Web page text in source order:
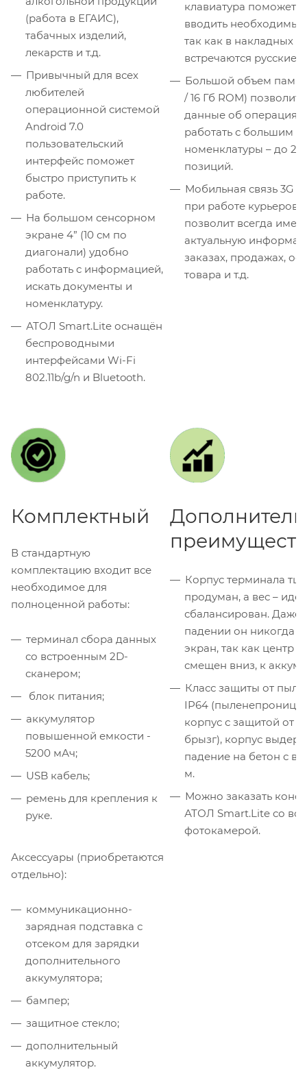
(работа в ЕГАИС),
табачных изделий,
лекарств и т.д.
Привычный для всех
любителей
операционной системой
Android 7.0
пользовательский
интерфейс поможет
быстро приступить к
работе.
На большом сенсорном
экране 4” (10 см по
диагонали) удобно
работать с информацией,
искать документы и
номенклатуру.
АТОЛ Smart.Lite оснащён
беспроводными
интерфейсами Wi-Fi
802.11b/g/n и Bluetooth.
клавиатура поможет
вводить
так как в накладных
встречаются русские
Большой объем
/ 16 Гб ROM) позволит
данные об операциях
работать с большим
номенклатуры – до
позиций.
Мобильная связь 3G
при работе курьеров
позволит всегда иметь
актуальную
заказах, продажах,
товара и т.д.
Комплектный
В стандартную
комплектацию входит все
необходимое для
полноценной работы:
терминал сбора данных
со встроенным 2D-
сканером;
блок питания;
аккумулятор
повышенной емкости -
5200 мАч;
USB кабель;
ремень для крепления к
руке.
Аксессуары (приобретаются
отдельно):
коммуникационно-
зарядная подставка с
отсеком для зарядки
дополнительного
аккумулятора;
бампер;
защитное стекло;
дополнительный
аккумулятор.
Корпус терминала
продуман, а вес –
сбалансирован. Даже
падении он никогда
экран, так как центр
смещен вниз, к
Класс защиты от пыли
IP64
корпус с защитой от
брызг), корпус
падение на бетон с
м.
Можно заказать
АТОЛ Smart.Lite со
фотокамерой.